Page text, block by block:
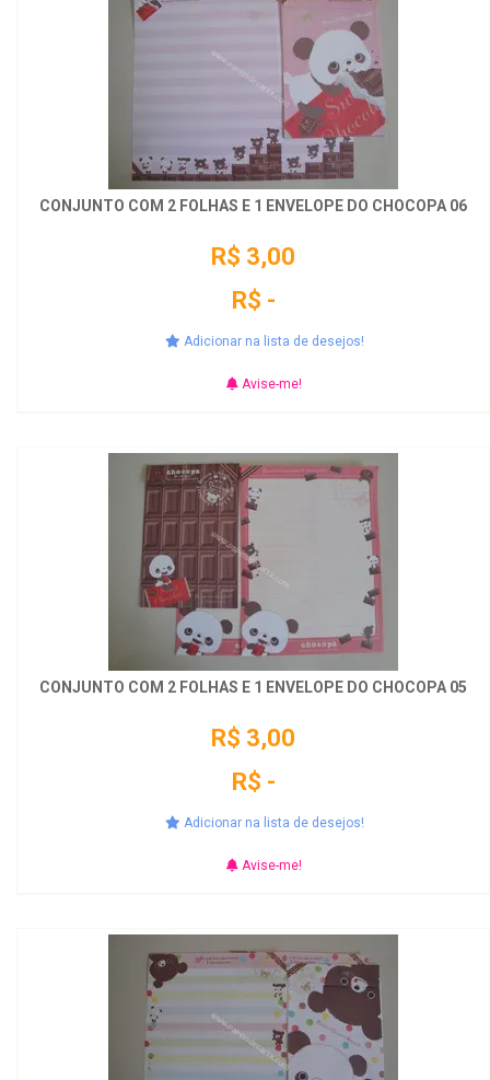
CONJUNTO COM 2 FOLHAS E 1 ENVELOPE DO CHOCOPA 06
R$ 3,00
R$ -
Adicionar na lista de desejos!
Avise-me!
CONJUNTO COM 2 FOLHAS E 1 ENVELOPE DO CHOCOPA 05
R$ 3,00
R$ -
Adicionar na lista de desejos!
Avise-me!